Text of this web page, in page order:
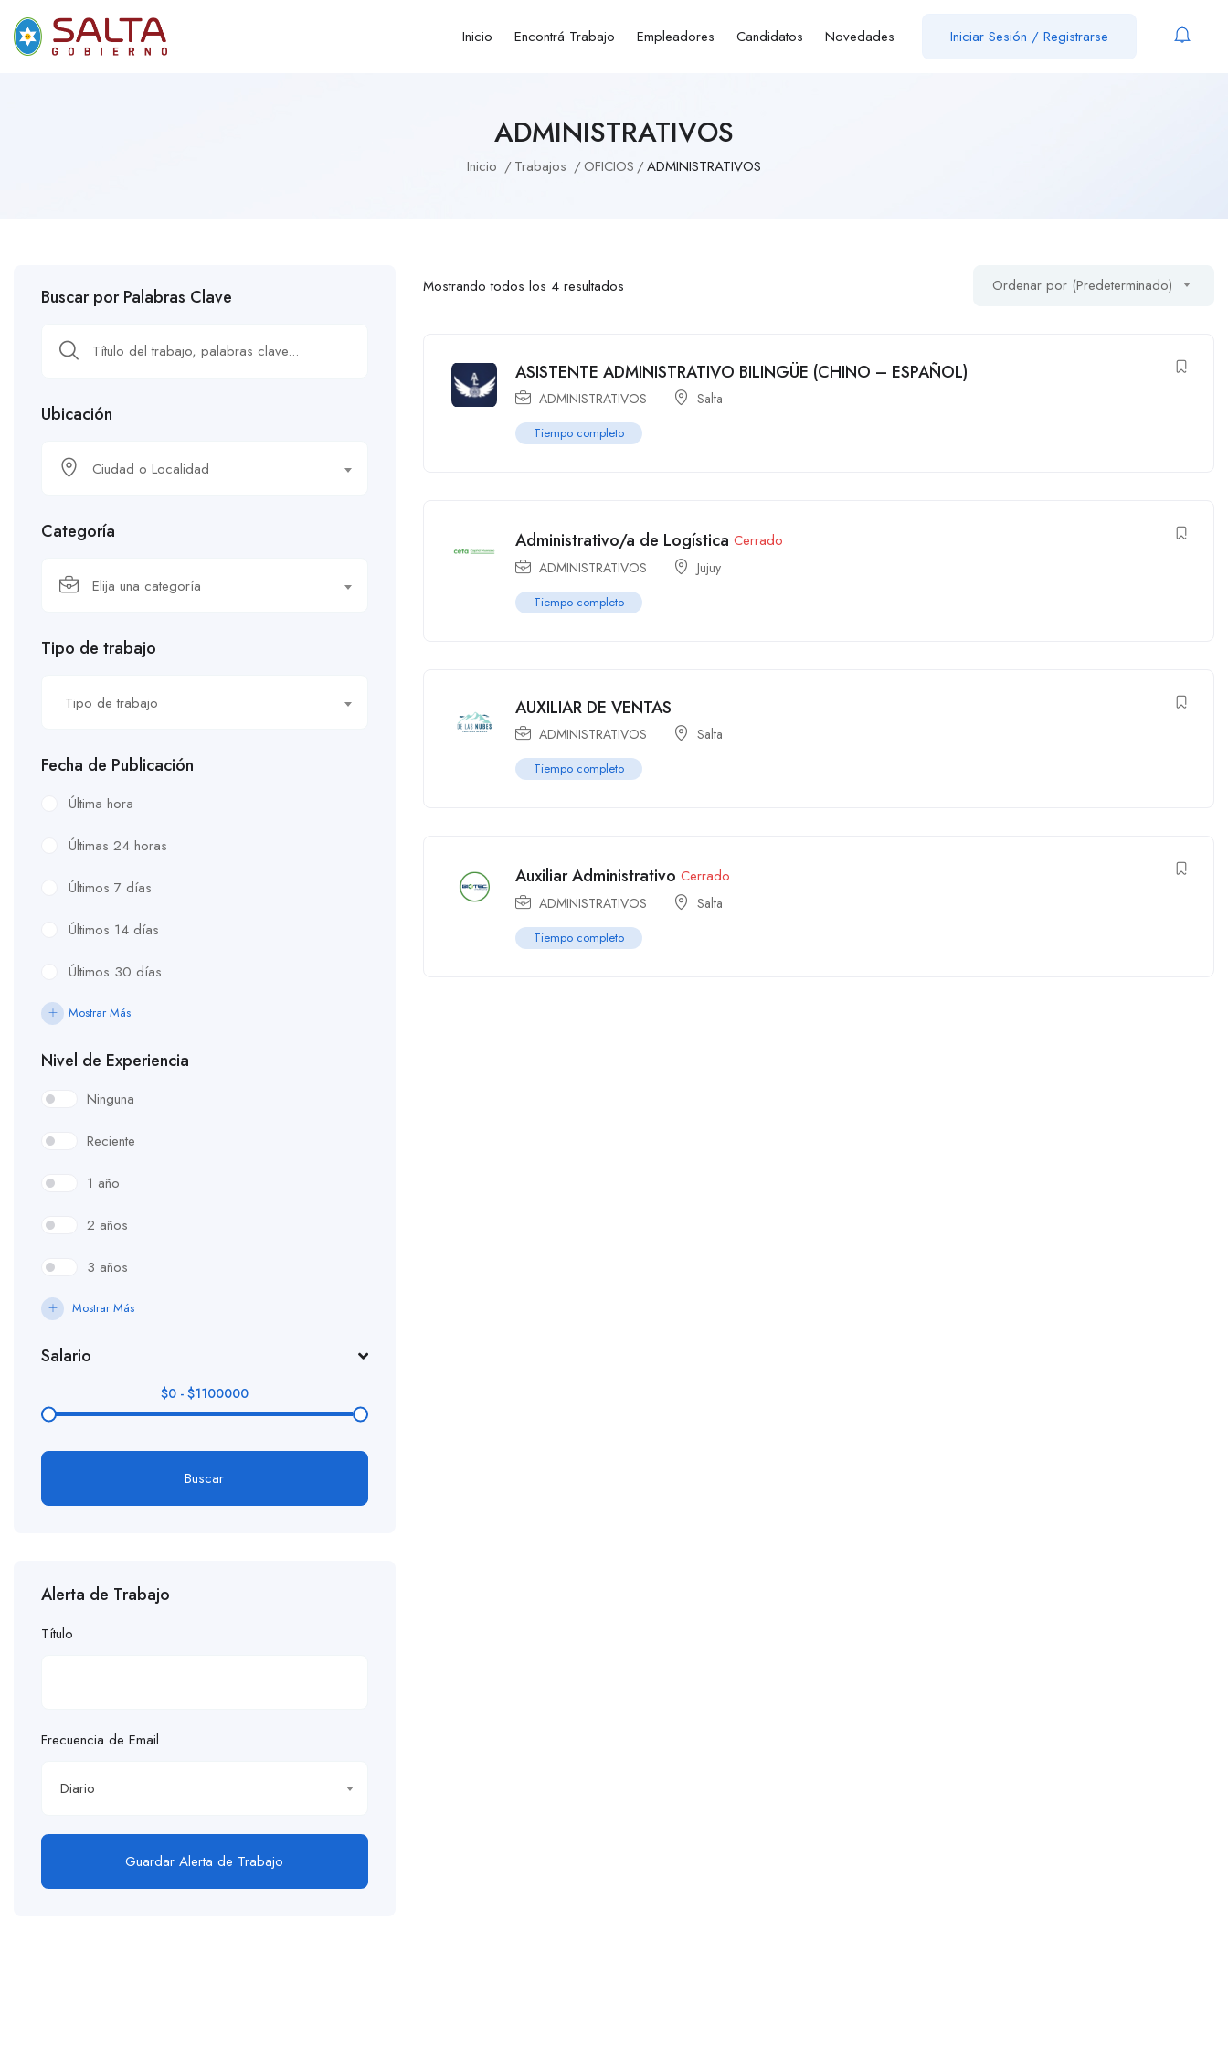
Inicio Encontrá Trabajo Empleadores Candidatos Novedades Iniciar Sesión / Registrarse
ADMINISTRATIVOS
Inicio Trabajos OFICIOS ADMINISTRATIVOS
Buscar por Palabras Clave
Ubicación
Ciudad o Localidad
Categoría
Elija una categoría
Tipo de trabajo
Tipo de trabajo
Fecha de Publicación
Última hora
Últimas 24 horas
Últimos 7 días
Últimos 14 días
Últimos 30 días
Mostrar Más
Nivel de Experiencia
Ninguna
Reciente
1 año
2 años
3 años
Mostrar Más
Salario
$0 - $1100000
Buscar
Alerta de Trabajo
Título
Frecuencia de Email
Diario
Guardar Alerta de Trabajo
Mostrando todos los 4 resultados Ordenar por (Predeterminado)
ASISTENTE ADMINISTRATIVO BILINGÜE (CHINO – ESPAÑOL)
ADMINISTRATIVOS Salta
Tiempo completo
Administrativo/a de Logística Cerrado
ADMINISTRATIVOS Jujuy
Tiempo completo
AUXILIAR DE VENTAS
ADMINISTRATIVOS Salta
Tiempo completo
Auxiliar Administrativo Cerrado
ADMINISTRATIVOS Salta
Tiempo completo